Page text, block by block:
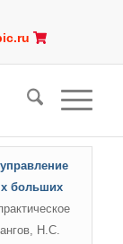
больших
Н.С.